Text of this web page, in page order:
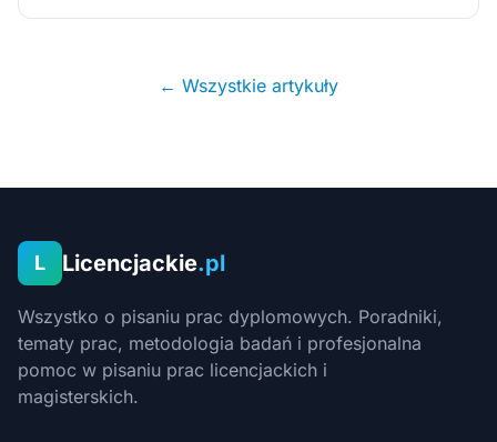
← Wszystkie artykuły
L Licencjackie.pl
Wszystko o pisaniu prac dyplomowych. Poradniki,
tematy prac, metodologia badań i profesjonalna
pomoc w pisaniu prac licencjackich i
magisterskich.